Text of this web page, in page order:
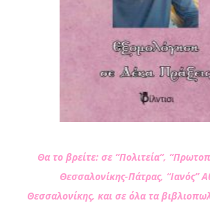
Θα το βρείτε: σε “Πολιτεία”,
Θεσσαλονίκης-Πάτρας, “Ιανός”
Θεσσαλονίκης, και σε όλα τα